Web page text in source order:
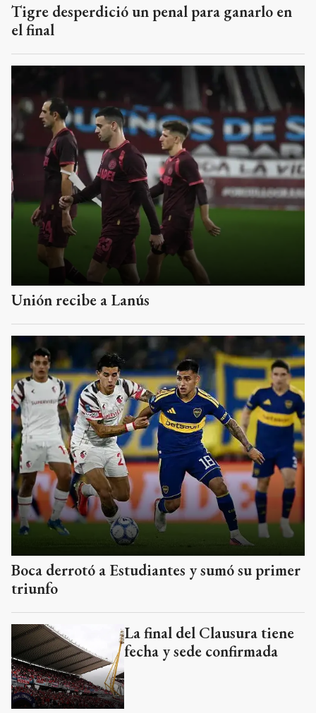
Tigre desperdició un penal para ganarlo en
el final
Unión recibe a Lanús
Boca derrotó a Estudiantes y sumó su primer
triunfo
La final del Clausura tiene
fecha y sede confirmada